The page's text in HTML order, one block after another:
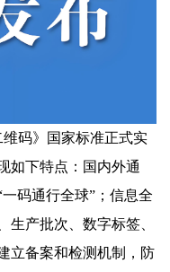
码》国家标准正式实
如下特点：国内外通
码通行全球”；信息全
生产批次、数字标签、
立备案和检测机制，防